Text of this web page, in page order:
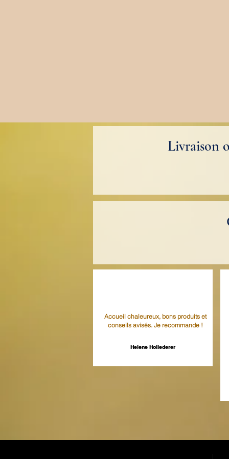
Livraison
Accueil chaleureux, bons produits et
conseils avisés. Je recommande !
Helene Hollederer